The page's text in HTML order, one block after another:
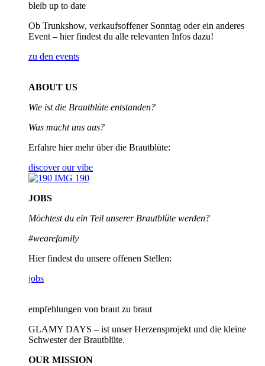
bleib up to date
Ob Trunkshow, verkaufsoffener Sonntag oder ein anderes
Event – hier findest du alle relevanten Infos dazu!
zu den events
ABOUT US
Wie ist die Brautblüte entstanden?
Was macht uns aus?
Erfahre hier mehr über die Brautblüte:
discover our vibe
JOBS
Möchtest du ein Teil unsererBrautblüte werden?
#wearefamily
Hier findest du unsere offenen Stellen:
jobs
empfehlungen von braut zu braut
GLAMY DAYS – ist unser Herzensprojekt und die kleine
Schwester der Brautblüte.
OUR MISSION